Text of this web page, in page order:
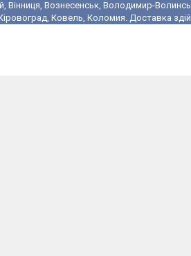
Вінниця, Вознесенськ, Володимир-
Ковель, Коломия. Доставка